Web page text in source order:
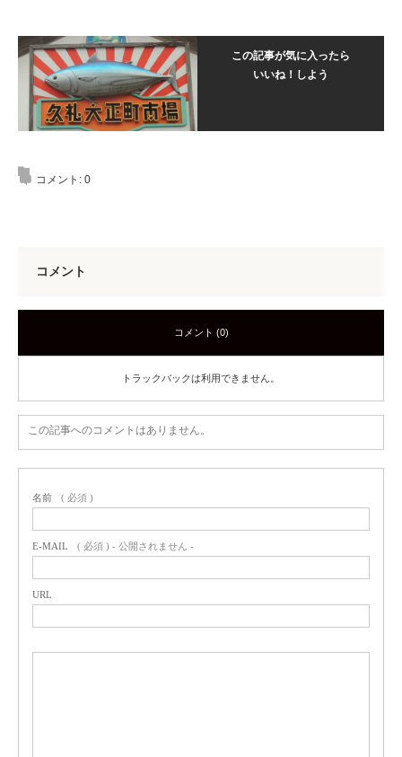
この記事が気に入ったら
いいね！しよう
コメント: 0
コメント
コメント (0)
トラックバックは利用できません。
この記事へのコメントはありません。
名前 ( 必須 )
E-MAIL ( 必須 ) - 公開されません -
URL